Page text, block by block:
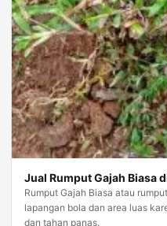
Jual Rumput Gajah Biasa
Rumput Gajah Biasa atau
lapangan bola dan area luas
dan tahan panas.